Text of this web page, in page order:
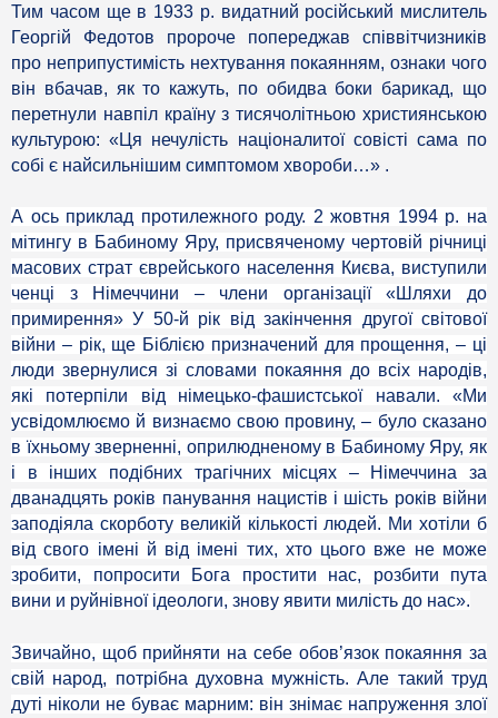
Тим часом ще в 1933 р. видатний російський мислитель
Георгій Федотов пророче попереджав співвітчизників
про неприпустимість нехтування покаянням, ознаки чого
він вбачав, як то кажуть, по обидва боки барикад, що
перетнули навпіл країну з тисячолітньою християнською
культурою: «Ця нечулість націоналитої совісті сама по
собі є найсильнішим симптомом хвороби…» .
А ось приклад протилежного роду. 2 жовтня 1994 р. на
мітингу в Бабиному Яру, присвяченому чертовій річниці
масових страт єврейського населення Києва, виступили
ченці з Німеччини – члени організації «Шляхи до
примирення» У 50-й рік від закінчення другої світової
війни – рік, ще Біблією призначений для прощення, – ці
люди звернулися зі словами покаяння до всіх народів,
які потерпіли від німецько-фашистської навали. «Ми
усвідомлюємо й визнаємо свою провину, – було сказано
в їхньому зверненні, оприлюдненому в Бабиному Яру, як
і в інших подібних трагічних місцях – Німеччина за
дванадцять років панування нацистів і шість років війни
заподіяла скорботу великій кількості людей. Ми хотіли б
від свого імені й від імені тих, хто цього вже не може
зробити, попросити Бога простити нас, розбити пута
вини и руйнівної ідеологи, знову явити милість до нас».
Звичайно, щоб прийняти на себе обов’язок покаяння за
свій народ, потрібна духовна мужність. Але такий труд
дуті ніколи не буває марним: він знімає напруження злої